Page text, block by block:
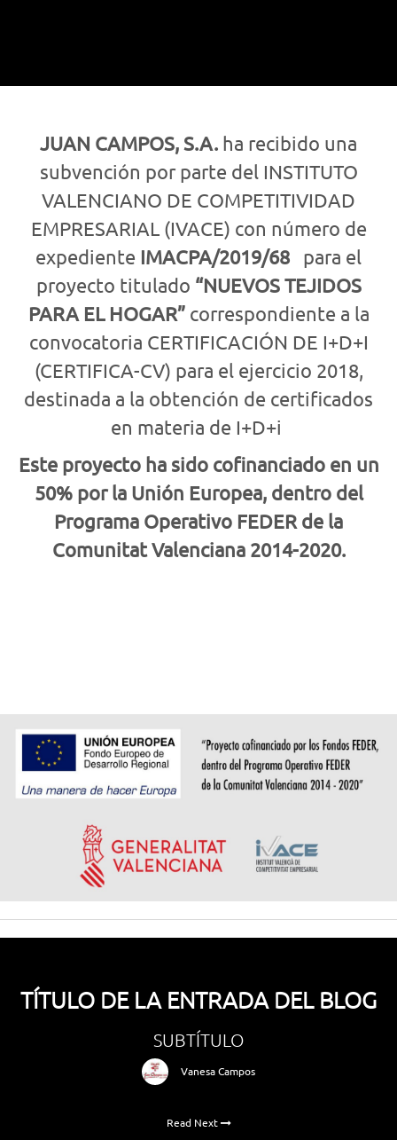
JUAN CAMPOS, S.A. ha recibido una
subvención por parte del INSTITUTO
VALENCIANO DE COMPETITIVIDAD
EMPRESARIAL (IVACE) con número de
expediente IMACPA/2019/68 para el
proyecto titulado “NUEVOS TEJIDOS
PARA EL HOGAR”correspondiente a la
convocatoria CERTIFICACIÓN DE I+D+I
(CERTIFICA-CV) para el ejercicio 2018,
destinada a la obtención de certificados
en materia de I+D+i
Este proyecto ha sido cofinanciado en un
50% por la Unión Europea, dentro del
Programa Operativo FEDER de la
Comunitat Valenciana 2014-2020.
TÍTULO DE LA ENTRADA DEL BLOG
SUBTÍTULO
Vanesa Campos
Read Next